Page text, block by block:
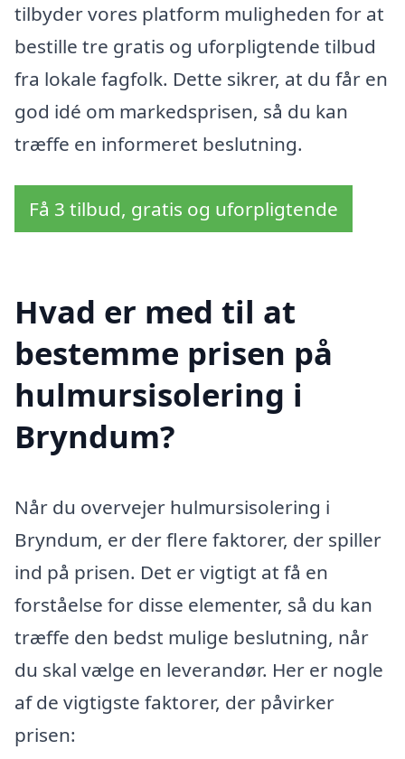
tilbyder vores platform muligheden for at
bestille tre gratis og uforpligtende tilbud
fra lokale fagfolk. Dette sikrer, at du får en
god idé om markedsprisen, så du kan
træffe en informeret beslutning.
Få 3 tilbud, gratis og uforpligtende
Hvad er med til at
bestemme prisen på
hulmursisolering i
Bryndum?
Når du overvejer hulmursisolering i
Bryndum, er der flere faktorer, der spiller
ind på prisen. Det er vigtigt at få en
forståelse for disse elementer, så du kan
træffe den bedst mulige beslutning, når
du skal vælge en leverandør. Her er nogle
af de vigtigste faktorer, der påvirker
prisen: